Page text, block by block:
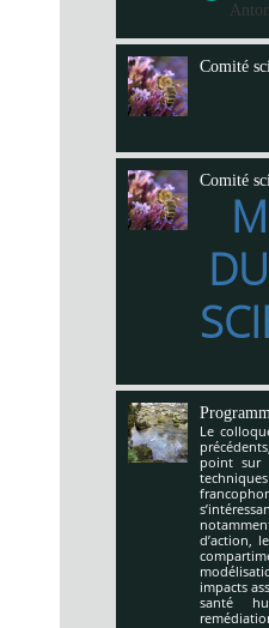
Comité
Comité
Le
point sur
d’action,
impacts
santé